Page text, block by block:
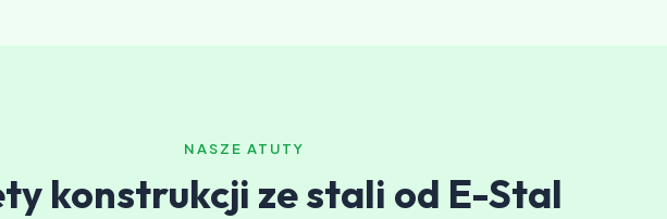
NASZE ATUTY
konstrukcji ze stali od E-Stal